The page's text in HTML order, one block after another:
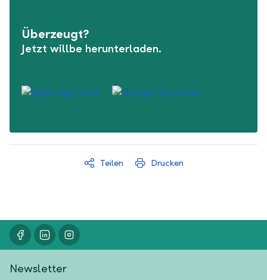
Überzeugt?
Jetzt willbe herunterladen.
Teilen Drucken
Newsletter